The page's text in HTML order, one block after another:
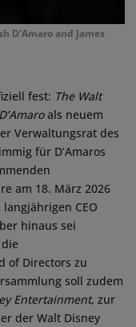
D'Amaro and James
fest: The Walt
als neuem
Verwaltungsrat des
für D’Amaros
am 18. März 2026
CEO
hinaus sei
of Directors zu
soll zudem
Entertainment, zur
der Walt Disney